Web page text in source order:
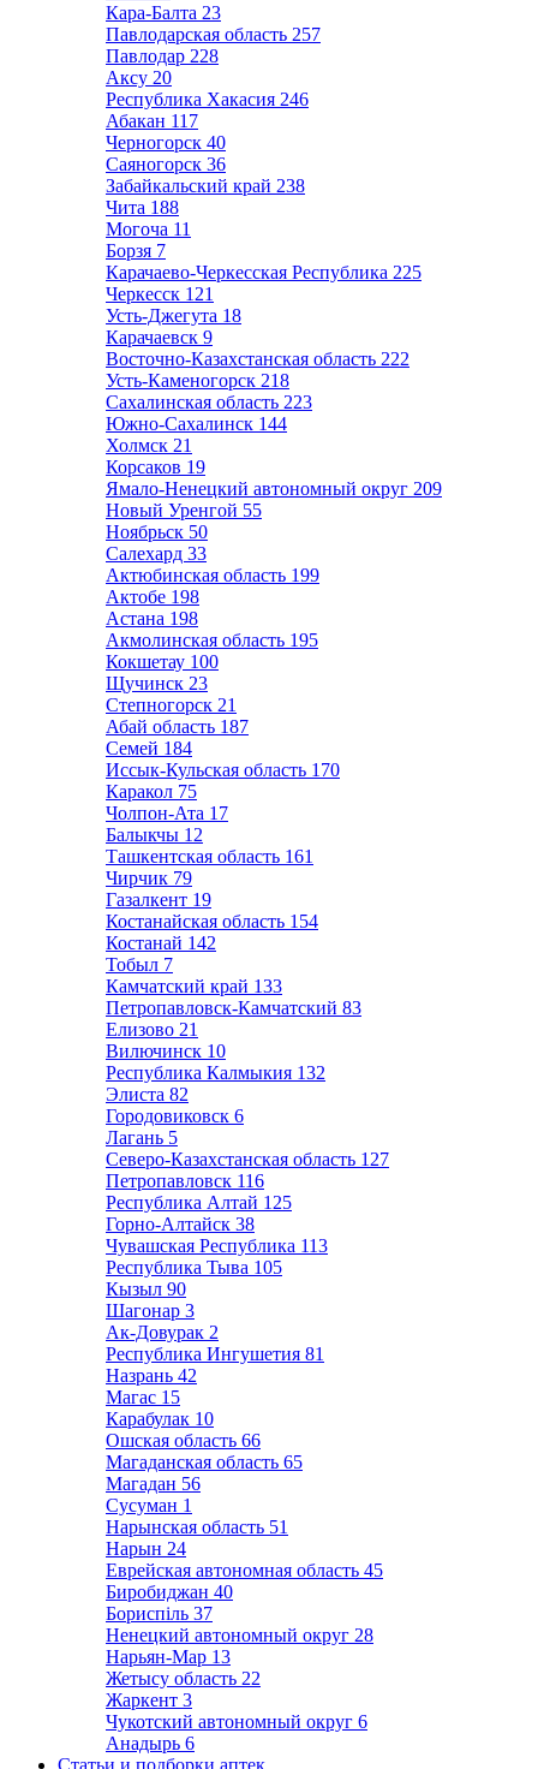
Кара-Балта 23
Павлодарская область 257
Павлодар 228
Аксу 20
Республика Хакасия 246
Абакан 117
Черногорск 40
Саяногорск 36
Забайкальский край 238
Чита 188
Могоча 11
Борзя 7
Карачаево-Черкесская Республика 225
Черкесск 121
Усть-Джегута 18
Карачаевск 9
Восточно-Казахстанская область 222
Усть-Каменогорск 218
Сахалинская область 223
Южно-Сахалинск 144
Холмск 21
Корсаков 19
Ямало-Ненецкий автономный округ 209
Новый Уренгой 55
Ноябрьск 50
Салехард 33
Актюбинская область 199
Актобе 198
Астана 198
Акмолинская область 195
Кокшетау 100
Щучинск 23
Степногорск 21
Абай область 187
Семей 184
Иссык-Кульская область 170
Каракол 75
Чолпон-Ата 17
Балыкчы 12
Ташкентская область 161
Чирчик 79
Газалкент 19
Костанайская область 154
Костанай 142
Тобыл 7
Камчатский край 133
Петропавловск-Камчатский 83
Елизово 21
Вилючинск 10
Республика Калмыкия 132
Элиста 82
Городовиковск 6
Лагань 5
Северо-Казахстанская область 127
Петропавловск 116
Республика Алтай 125
Горно-Алтайск 38
Чувашская Республика 113
Республика Тыва 105
Кызыл 90
Шагонар 3
Ак-Довурак 2
Республика Ингушетия 81
Назрань 42
Магас 15
Карабулак 10
Ошская область 66
Магаданская область 65
Магадан 56
Сусуман 1
Нарынская область 51
Нарын 24
Еврейская автономная область 45
Биробиджан 40
Бориспіль 37
Ненецкий автономный округ 28
Нарьян-Мар 13
Жетысу область 22
Жаркент 3
Чукотский автономный округ 6
Анадырь 6
Статьи и подборки аптек